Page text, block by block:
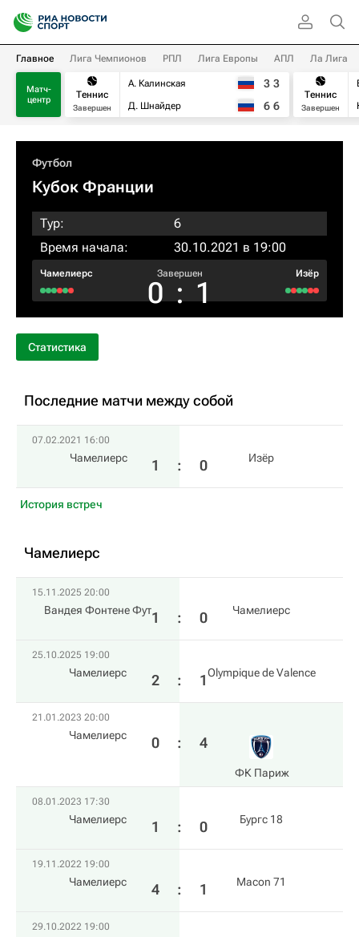
Главное Лига Чемпионов РПЛ Лига Европы АПЛ Ла Лига
Матч-
центр
Теннис
Завершен
А. Калинская
Д. Шнайдер
3 3
6 6
Теннис
Завершен
Футбол
Кубок Франции
Тур:
6
Время начала:
30.10.2021 в 19:00
Чамелиерс Завершен
0 : 1
Изёр
Статистика
Последние матчи между собой
07.02.2021 16:00
Чамелиерс 1 : 0 Изёр
История встреч
Чамелиерс
15.11.2025 20:00
Вандея Фонтене Фут1 : 0 Чамелиерс
25.10.2025 19:00
Чамелиерс 2 : 1Olympique de Valence
21.01.2023 20:00
Чамелиерс 0 : 4
ФК Париж
08.01.2023 17:30
Чамелиерс 1 : 0 Бургс 18
19.11.2022 19:00
Чамелиерс 4 : 1 Macon 71
29.10.2022 19:00